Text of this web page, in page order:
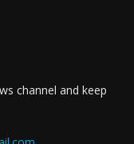
channel and keep